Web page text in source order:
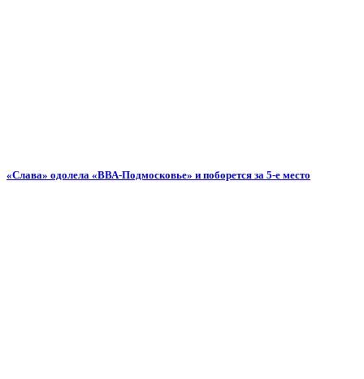
«Слава» одолела «ВВА-Подмосковье» и поборется за 5-е место